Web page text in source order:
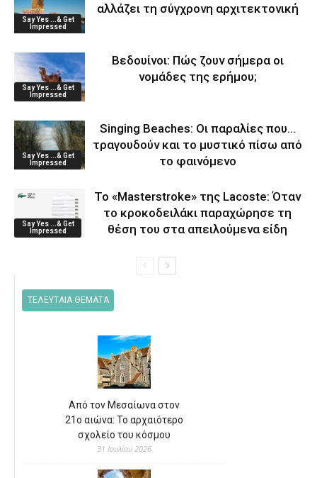
Say Yes ...& Get
Impressed
αλλάζει τη σύγχρονη αρχιτεκτονική
Say Yes ...& Get
Impressed
Βεδουίνοι: Πώς ζουν σήμερα οι
νομάδες της ερήμου;
Say Yes ...& Get
Impressed
Singing Beaches: Οι παραλίες που…
τραγουδούν και το μυστικό πίσω από
το φαινόμενο
Say Yes ...& Get
Impressed
Το «Masterstroke» της Lacoste: Όταν
το κροκοδειλάκι παραχώρησε τη
θέση του στα απειλούμενα είδη
ΤΕΛΕΥΤΑΙΑ ΘΕΜΑΤΑ
Από τον Μεσαίωνα στον
21ο αιώνα: Το αρχαιότερο
σχολείο του κόσμου
31 Ιουλίου 2026